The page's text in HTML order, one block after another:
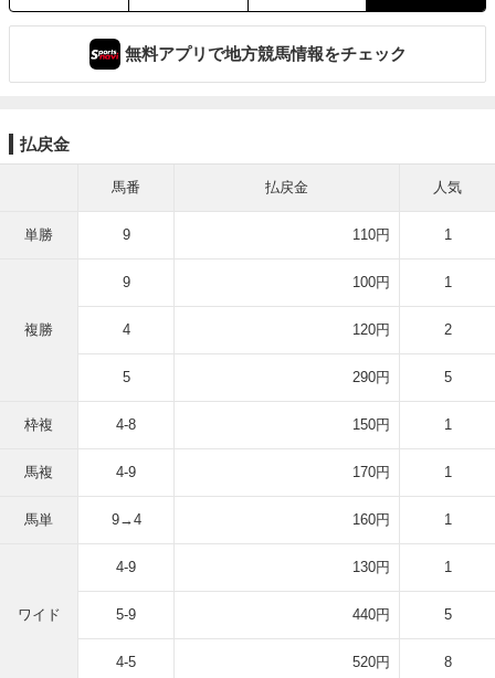
無料アプリで地方競馬情報をチェック
払戻金
馬番 払戻金 人気
単勝 9 110円 1
複勝
9 100円 1
4 120円 2
5 290円 5
枠複 4-8 150円 1
馬複 4-9 170円 1
馬単 9→4 160円 1
ワイド
4-9 130円 1
5-9 440円 5
4-5 520円 8